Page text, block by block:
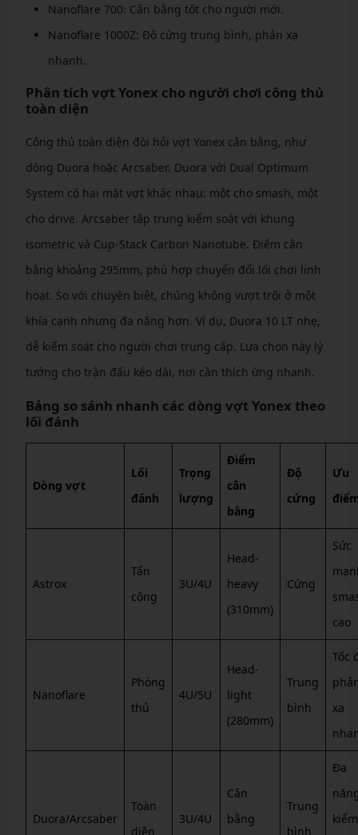
Nanoflare 700: Cân bằng tốt cho người mới.
Nanoflare 1000Z: Độ cứng trung bình, phản xạ
nhanh.
Phân tích vợt Yonex cho người chơi công thủ
toàn diện
Công thủ toàn diện đòi hỏi vợt Yonex cân bằng, như
dòng Duora hoặc Arcsaber. Duora với Dual Optimum
System có hai mặt vợt khác nhau: một cho smash, một
cho drive. Arcsaber tập trung kiểm soát với khung
isometric và Cup-Stack Carbon Nanotube. Điểm cân
bằng khoảng 295mm, phù hợp chuyển đổi lối chơi linh
hoạt. So với chuyên biệt, chúng không vượt trội ở một
khía cạnh nhưng đa năng hơn. Ví dụ, Duora 10 LT nhẹ,
dễ kiểm soát cho người chơi trung cấp. Lựa chọn này lý
tưởng cho trận đấu kéo dài, nơi cần thích ứng nhanh.
Bảng so sánh nhanh các dòng vợt Yonex theo
lối đánh
Dòng vợt
Lối
đánh
Trọng
lượng
Điểm
cân
bằng
Độ
cứng
Ưu
Astrox
Tấn
công
3U/4U
Head-
heavy
(310mm)
Cứng
Sức
cao
Nanoflare
Phòng
thủ
4U/5U
Head-
light
(280mm)
Trung
bình
Tốc
xạ
Duora/Arcsaber
Toàn
diện
3U/4U
Cân
bằng
Trung
bình
Đa
kiểm